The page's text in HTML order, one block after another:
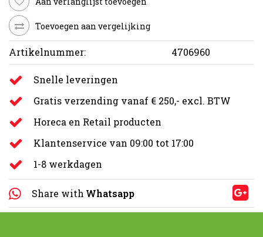
Toevoegen aan vergelijking
Artikelnummer: 4706960
Snelle leveringen
Gratis verzending vanaf € 250,- excl. BTW
Horeca en Retail producten
Klantenservice van 09:00 tot 17:00
1-8 werkdagen
Share with Whatsapp